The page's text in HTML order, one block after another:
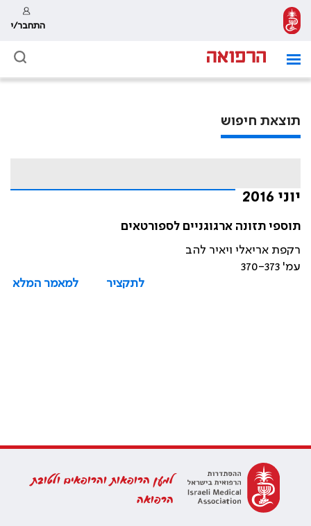
התחבר/י
תוצאת חיפוש
יוני 2016
תוספי תזונה ארגוגניים לספורטאים
רקפת אריאלי ויאיר להב
עמ' 370-373
לתקציר
למאמר המלא
למען הרופאות והרופאים ולטובת
הרפואה